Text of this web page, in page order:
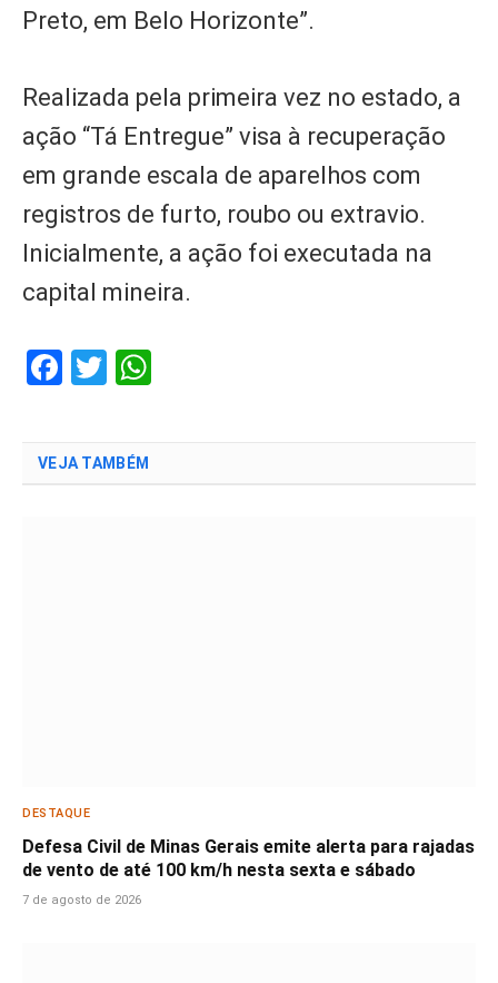
Preto, em Belo Horizonte”.
Realizada pela primeira vez no estado, a
ação “Tá Entregue” visa à recuperação
em grande escala de aparelhos com
registros de furto, roubo ou extravio.
Inicialmente, a ação foi executada na
capital mineira.
Facebook
Twitter
VEJA TAMBÉM
DESTAQUE
Defesa Civil de Minas Gerais emite alerta para rajadas
de vento de até 100 km/h nesta sexta e sábado
7 de agosto de 2026